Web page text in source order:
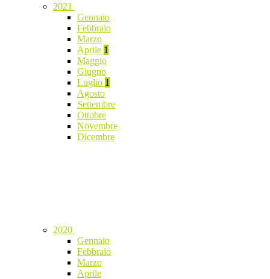
2021
Gennaio
Febbraio
Marzo
Aprile 1
Maggio
Giugno
Luglio 1
Agosto
Settembre
Ottobre
Novembre
Dicembre
2020
Gennaio
Febbraio
Marzo
Aprile